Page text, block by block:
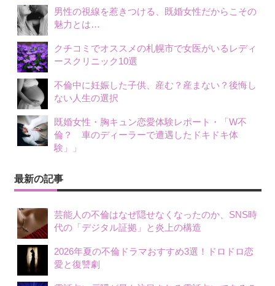
男性の視線を惹きつける、既婚女性だからこその
魅力とは…
クチコミでオススメの札幌市で女医がいるレディ
ースクリニック10選
不倫中に妊娠した子供、産む？産まない？後悔し
ない人生の選択
既婚女性・胸キュン恋愛体験レポート・「W不
倫？ 車のディーラーで遭遇したドキドキ体
験」」
最新の記事
芸能人の不倫はなぜ隠せなくなったのか、SNS時
代の「デジタル証拠」と炎上の構造
2026年夏の不倫ドラマおすすめ3選！ドロドロ恋
愛と復讐劇